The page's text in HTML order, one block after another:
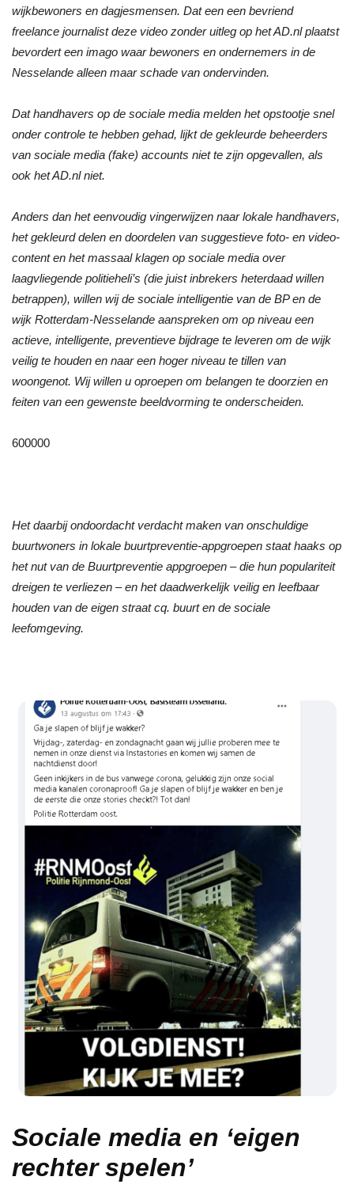
wijkbewoners en dagjesmensen. Dat een een bevriend
freelance journalist deze video zonder uitleg op het AD.nl plaatst
bevordert een imago waar bewoners en ondernemers in de
Nesselande alleen maar schade van ondervinden.
Dat handhavers op de sociale media melden het opstootje snel
onder controle te hebben gehad, lijkt de gekleurde beheerders
van sociale media (fake) accounts niet te zijn opgevallen, als
ook het AD.nl niet.
Anders dan het eenvoudig vingerwijzen naar lokale handhavers,
het gekleurd delen en doordelen van suggestieve foto- en video-
content en het massaal klagen op sociale media over
laagvliegende politieheli’s (die juist inbrekers heterdaad willen
betrappen), willen wij de sociale intelligentie van de BP en de
wijk Rotterdam-Nesselande aanspreken om op niveau een
actieve, intelligente, preventieve bijdrage te leveren om de wijk
veilig te houden en naar een hoger niveau te tillen van
woongenot. Wij willen u oproepen om belangen te doorzien en
feiten van een gewenste beeldvorming te onderscheiden.
600000
Het daarbij ondoordacht verdacht maken van onschuldige
buurtwoners in lokale buurtpreventie-appgroepen staat haaks op
het nut van de Buurtpreventie appgroepen – die hun populariteit
dreigen te verliezen – en het daadwerkelijk veilig en leefbaar
houden van de eigen straat cq. buurt en de sociale
leefomgeving.
Sociale media en ‘eigen
rechter spelen’